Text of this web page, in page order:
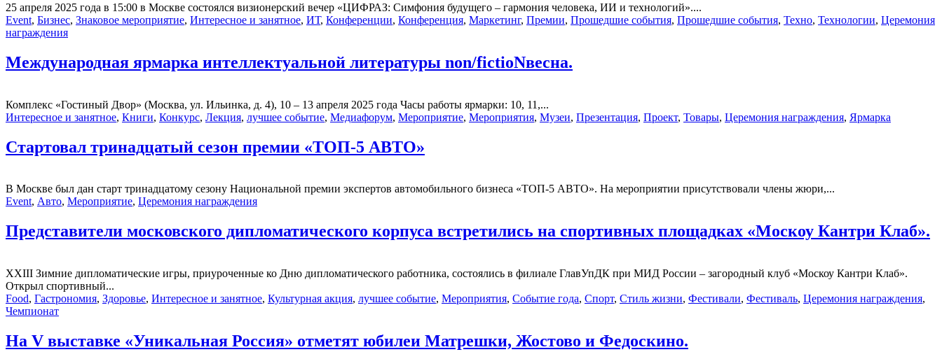
25 апреля 2025 года в 15:00 в Москве состоялся визионерский вечер «ЦИФРАЗ: Симфония будущего – гармония человека, ИИ и технологий»....
Event, Бизнес, Знаковое мероприятие, Интересное и занятное, ИТ, Конференции, Конференция, Маркетинг, Премии, Прошедшие события, Прошедшие события, Техно, Технологии, Церемония
награждения
Международная ярмарка интеллектуальной литературы non/fictioNвесна.
Комплекс «Гостиный Двор» (Москва, ул. Ильинка, д. 4), 10 – 13 апреля 2025 года Часы работы ярмарки: 10, 11,...
Интересное и занятное, Книги, Конкурс, Лекция, лучшее событие, Медиафорум, Мероприятие, Мероприятия, Музеи, Презентация, Проект, Товары, Церемония награждения, Ярмарка
Стартовал тринадцатый сезон премии «ТОП-5 АВТО»
В Москве был дан старт тринадцатому сезону Национальной премии экспертов автомобильного бизнеса «ТОП-5 АВТО». На мероприятии присутствовали члены жюри,...
Event, Авто, Мероприятие, Церемония награждения
Представители московского дипломатического корпуса встретились на спортивных площадках «Москоу Кантри Клаб».
XXIII Зимние дипломатические игры, приуроченные ко Дню дипломатического работника, состоялись в филиале ГлавУпДК при МИД России – загородный клуб «Москоу Кантри Клаб».
Открыл спортивный...
Food, Гастрономия, Здоровье, Интересное и занятное, Культурная акция, лучшее событие, Мероприятия, Событие года, Спорт, Стиль жизни, Фестивали, Фестиваль, Церемония награждения,
Чемпионат
На V выставке «Уникальная Россия» отметят юбилеи Матрешки, Жостово и Федоскино.